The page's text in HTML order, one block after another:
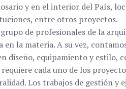
y en el interior del País,
entre otros proyectos.
de profesionales de la
la materia. A su vez,
diseño, equipamiento y estilo,
cada uno de los
Los trabajos de gestión y